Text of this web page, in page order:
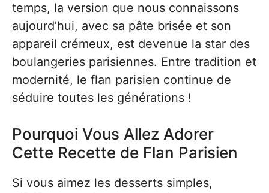
temps, la version que nous connaissons
aujourd’hui, avec sa pâte brisée et son
appareil crémeux, est devenue la star des
boulangeries parisiennes. Entre tradition et
modernité, le flan parisien continue de
séduire toutes les générations !
Pourquoi Vous Allez Adorer
Cette Recette de Flan Parisien
Si vous aimez les desserts simples,